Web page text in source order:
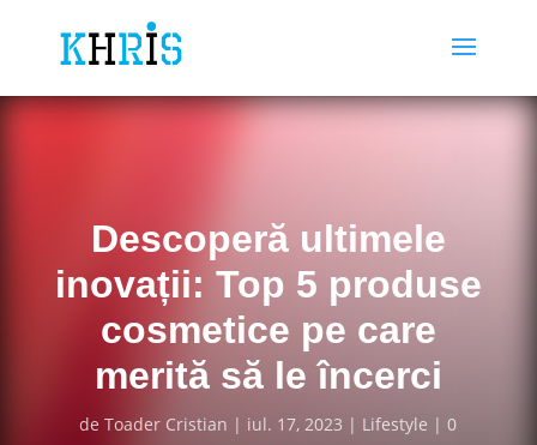
Descoperă ultimele
inovații: Top 5 produse
cosmetice pe care
merită să le încerci
deToader Cristian iul. 17, 2023 Lifestyle
0